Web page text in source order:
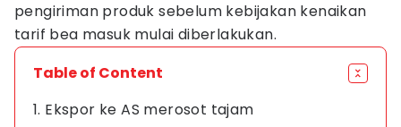
pengiriman produk sebelum kebijakan kenaikan
tarif bea masuk mulai diberlakukan.
Table of Content
1. Ekspor ke AS merosot tajam